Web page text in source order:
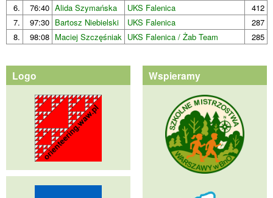
6.
76:40 Alida Szymańska UKS Falenica
412
7.
97:30 Bartosz Niebielski UKS Falenica
287
8.
98:08 Maciej Szczęśniak UKS Falenica / Żab Team 285
Logo Wspieramy